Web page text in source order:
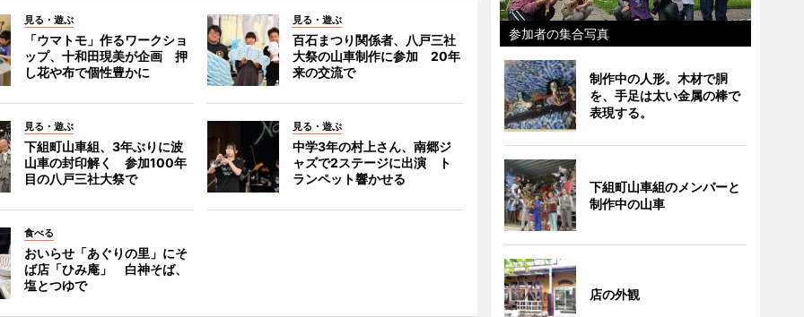
見る・遊ぶ
「ウマトモ」作るワークショ
ップ、十和田現美が企画 押
し花や布で個性豊かに
見る・遊ぶ
百石まつり関係者、八戸三社
大祭の山車制作に参加 20年
来の交流で
見る・遊ぶ
下組町山車組、3年ぶりに波
山車の封印解く 参加100年
目の八戸三社大祭で
見る・遊ぶ
中学3年の村上さん、南郷ジ
ャズで2ステージに出演 ト
ランペット響かせる
食べる
おいらせ「あぐりの里」にそ
ば店「ひみ庵」 白神そば、
塩とつゆで
参加者の集合写真
制作中の人形。木材で胴
を、手足は太い金属の棒で
表現する。
下組町山車組のメンバーと
制作中の山車
店の外観